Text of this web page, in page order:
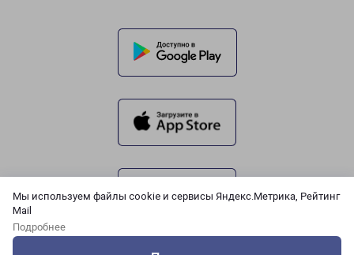
Мы используем файлы cookie и сервисы Яндекс.Метрика, Рейтинг
Mail
Подробнее